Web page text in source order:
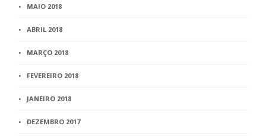
MAIO 2018
ABRIL 2018
MARÇO 2018
FEVEREIRO 2018
JANEIRO 2018
DEZEMBRO 2017